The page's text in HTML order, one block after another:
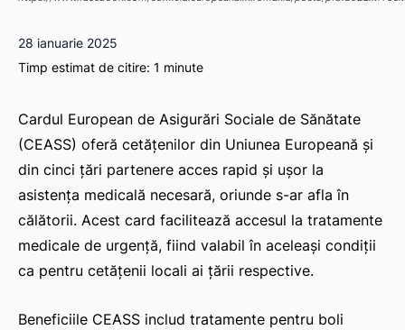
28 ianuarie 2025
Timp estimat de citire: 1 minute
Cardul European de Asigurări Sociale de Sănătate
(CEASS) oferă cetățenilor din Uniunea Europeană și
din cinci țări partenere acces rapid și ușor la
asistența medicală necesară, oriunde s-ar afla în
călătorii. Acest card facilitează accesul la tratamente
medicale de urgență, fiind valabil în aceleași condiții
ca pentru cetățenii locali ai țării respective.
Beneficiile CEASS includ tratamente pentru boli